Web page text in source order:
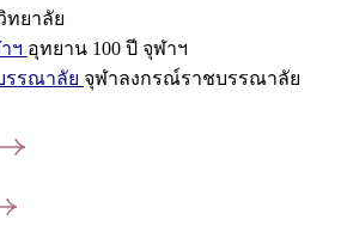
ทยาลัย
ฯ อุทยาน 100 ปี จุฬาฯ
รรณาลัย จุฬาลงกรณ์ราชบรรณาลัย